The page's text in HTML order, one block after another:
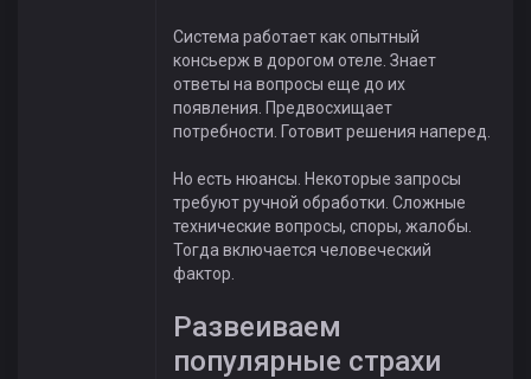
Система работает как опытный
консьерж в дорогом отеле. Знает
ответы на вопросы еще до их
появления. Предвосхищает
потребности. Готовит решения наперед.
Но есть нюансы. Некоторые запросы
требуют ручной обработки. Сложные
технические вопросы, споры, жалобы.
Тогда включается человеческий
фактор.
Развеиваем
популярные страхи